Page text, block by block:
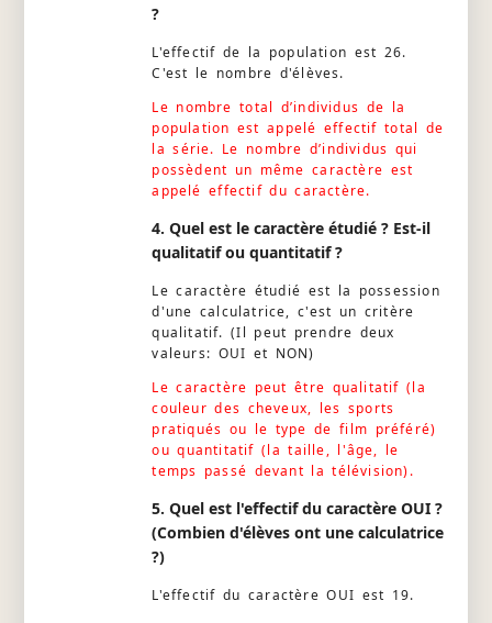
?
L'effectif de la population est 26.
C'est le nombre d'élèves.
Le nombre total d’individus de la
population est appelé effectif total de
la série. Le nombre d’individus qui
possèdent un même caractère est
appelé effectif du caractère.
4. Quel est le caractère étudié ? Est-il
qualitatif ou quantitatif ?
Le caractère étudié est la possession
d'une calculatrice, c'est un critère
qualitatif. (Il peut prendre deux
valeurs: OUI et NON)
Le caractère peut être qualitatif (la
couleur des cheveux, les sports
pratiqués ou le type de film préféré)
ou quantitatif (la taille, l'âge, le
temps passé devant la télévision).
5. Quel est l'effectif du caractère OUI ?
(Combien d'élèves ont une calculatrice
?)
L'effectif du caractère OUI est 19.